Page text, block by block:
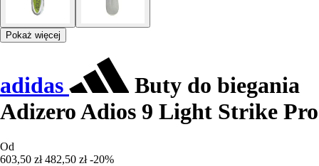
Pokaż więcej
adidas
Buty do biegania
Adizero Adios 9 Light Strike Pro
Od
603,50 zł 482,50 zł -20%